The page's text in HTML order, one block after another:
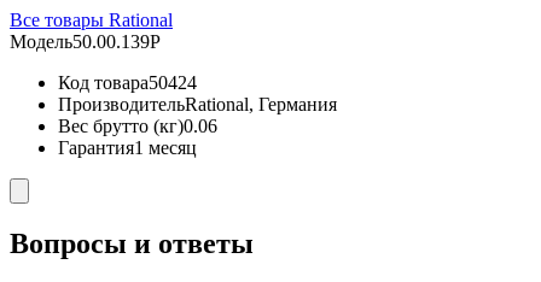
Все товары Rational
Модель50.00.139P
Код товара50424
ПроизводительRational, Германия
Вес брутто (кг)0.06
Гарантия1 месяц
Вопросы и ответы